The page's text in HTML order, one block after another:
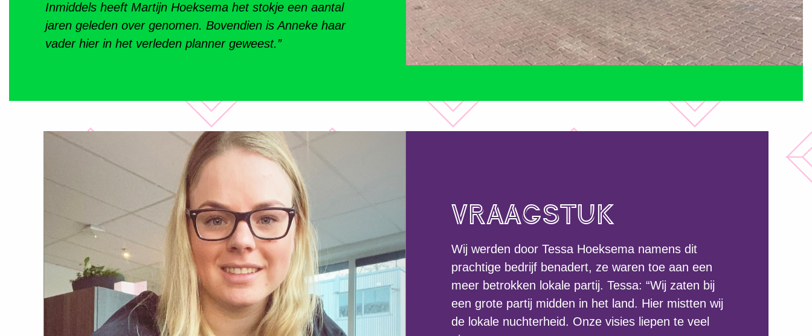
Inmiddels heeft Martijn Hoeksema het stokje een aantal
jaren geleden over genomen. Bovendien is Anneke haar
vader hier in het verleden planner geweest.”
VRAAGSTUK
Wij werden door Tessa Hoeksema namens dit
prachtige bedrijf benadert, ze waren toe aan een
meer betrokken lokale partij. Tessa: “Wij zaten bij
een grote partij midden in het land. Hier mistten wij
de lokale nuchterheid. Onze visies liepen te veel